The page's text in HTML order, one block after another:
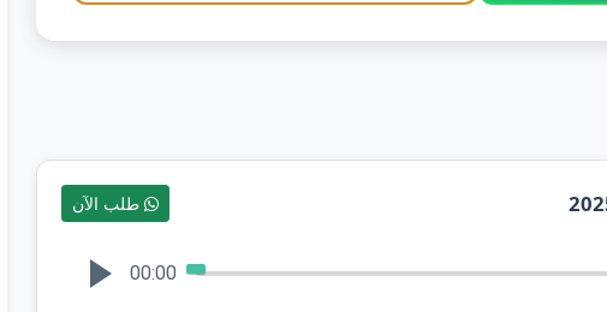
طلب الآن
00:00